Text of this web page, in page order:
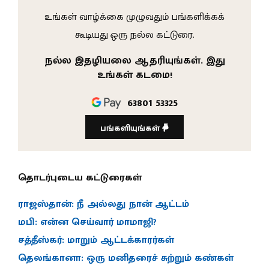
உங்கள் வாழ்க்கை முழுவதும் பங்களிக்கக்
கூடியது ஒரு நல்ல கட்டுரை.
நல்ல இதழியலை ஆதரியுங்கள். இது
உங்கள் கடமை!
63801 53325
பங்களியுங்கள்
தொடர்புடைய கட்டுரைகள்
ராஜஸ்தான்: நீ அல்லது நான் ஆட்டம்
மபி: என்ன செய்வார் மாமாஜி?
சத்தீஸ்கர்: மாறும் ஆட்டக்காரர்கள்
தெலங்கானா: ஒரு மனிதரைச் சுற்றும் கண்கள்